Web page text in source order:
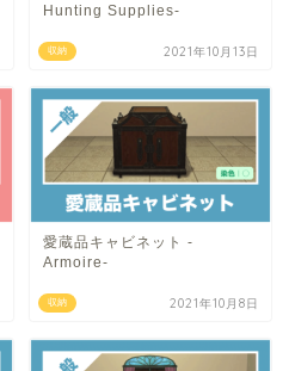
収納
Hunting Supplies-
2021年10月13日
収納
愛蔵品キャビネット -
Armoire-
2021年10月8日